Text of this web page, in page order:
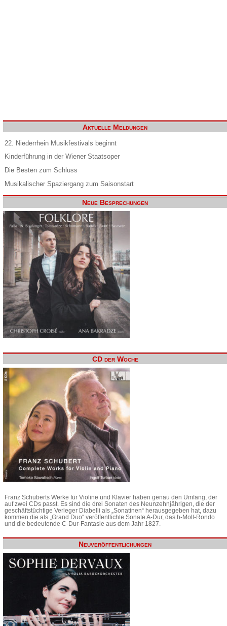
Aktuelle Meldungen
22. Niederrhein Musikfestivals beginnt
Kinderführung in der Wiener Staatsoper
Die Besten zum Schluss
Musikalischer Spaziergang zum Saisonstart
Neue Besprechungen
CD der Woche
Franz Schuberts Werke für Violine und Klavier haben genau den Umfang, der
auf zwei CDs passt. Es sind die drei Sonaten des Neunzehnjährigen, die der
geschäftstüchtige Verleger Diabelli als „Sonatinen“ herausgegeben hat, dazu
kommen die als „Grand Duo“ veröffentlichte Sonate A-Dur, das h-Moll-Rondo
und die bedeutende C-Dur-Fantasie aus dem Jahr 1827.
Neuveröffentlichungen